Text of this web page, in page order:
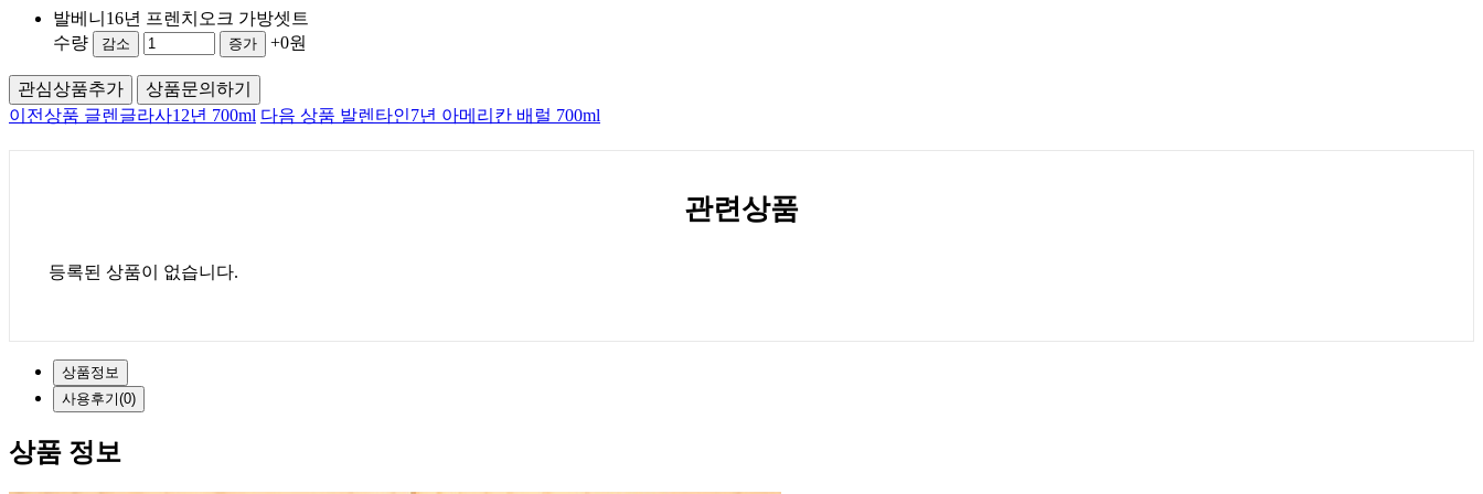
발베니16년 프렌치오크 가방셋트
수량
감소 증가 +0원
관심상품추가
상품문의하기
이전상품 글렌글라사12년 700ml 다음 상품 발렌타인7년 아메리칸 배럴 700ml
관련상품
등록된 상품이 없습니다.
상품정보
사용후기(0)
상품 정보